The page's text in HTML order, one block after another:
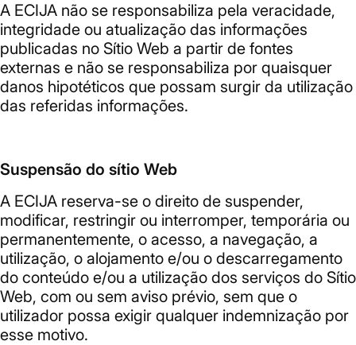
A ECIJA não se responsabiliza pela veracidade,
integridade ou atualização das informações
publicadas no Sítio Web a partir de fontes
externas e não se responsabiliza por quaisquer
danos hipotéticos que possam surgir da utilização
das referidas informações.
Suspensão do sítio Web
A ECIJA reserva-se o direito de suspender,
modificar, restringir ou interromper, temporária ou
permanentemente, o acesso, a navegação, a
utilização, o alojamento e/ou o descarregamento
do conteúdo e/ou a utilização dos serviços do Sítio
Web, com ou sem aviso prévio, sem que o
utilizador possa exigir qualquer indemnização por
esse motivo.